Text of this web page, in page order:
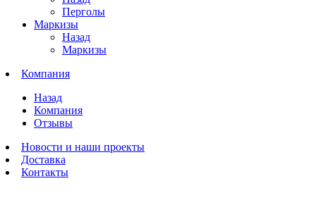
Перголы
Маркизы
Назад
Маркизы
Компания
Назад
Компания
Отзывы
Новости и наши проекты
Доставка
Контакты